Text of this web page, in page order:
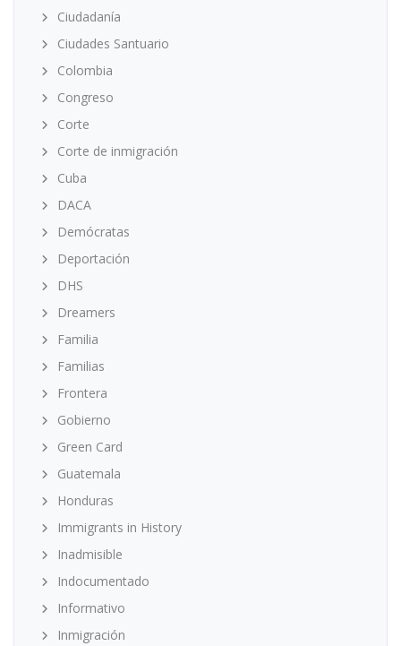
Ciudadanía
Ciudades Santuario
Colombia
Congreso
Corte
Corte de inmigración
Cuba
DACA
Demócratas
Deportación
DHS
Dreamers
Familia
Familias
Frontera
Gobierno
Green Card
Guatemala
Honduras
Immigrants in History
Inadmisible
Indocumentado
Informativo
Inmigración